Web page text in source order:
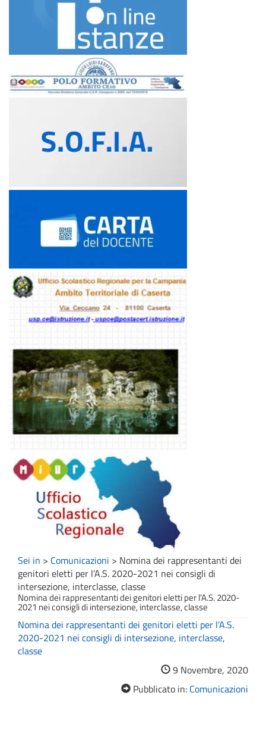
Sei in > Comunicazioni > Nomina dei rappresentanti dei
genitori eletti per l’A.S. 2020-2021 nei consigli di
intersezione, interclasse, classe
Nomina dei rappresentanti dei genitori eletti per l’A.S. 2020-
2021 nei consigli di intersezione, interclasse, classe
Nomina dei rappresentanti dei genitori eletti per l’A.S.
2020-2021 nei consigli di intersezione, interclasse,
classe
9 Novembre, 2020
Pubblicato in: Comunicazioni